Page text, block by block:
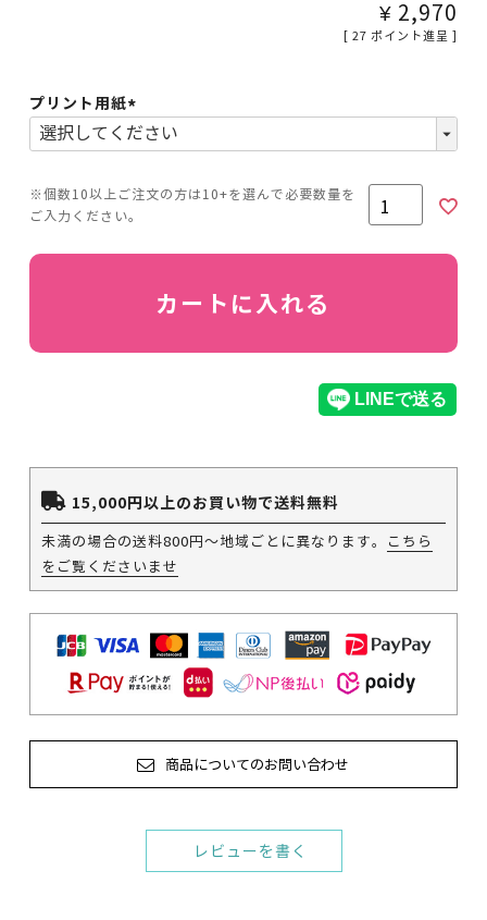
¥ 2,970
[ 27 ポイント進呈 ]
プリント用紙
(必
カートに入れる
15,000円以上のお買い物で送料無料
未満の場合の送料800円～地域ごとに異なります。
こちら
をご覧くださいませ
商品についてのお問い合わせ
レビューを書く